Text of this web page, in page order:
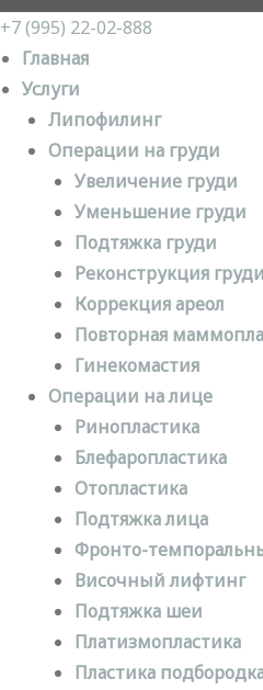
+7 (995) 22-02-888
Главная
Услуги
Липофилинг
Операции на груди
Увеличение груди
Уменьшение груди
Подтяжка груди
Реконструкция груди
Коррекция ареол
Повторная
Гинекомастия
Операции на лице
Ринопластика
Блефаропластика
Отопластика
Подтяжка лица
Фронто-
Височный лифтинг
Подтяжка шеи
Платизмопластика
Пластика